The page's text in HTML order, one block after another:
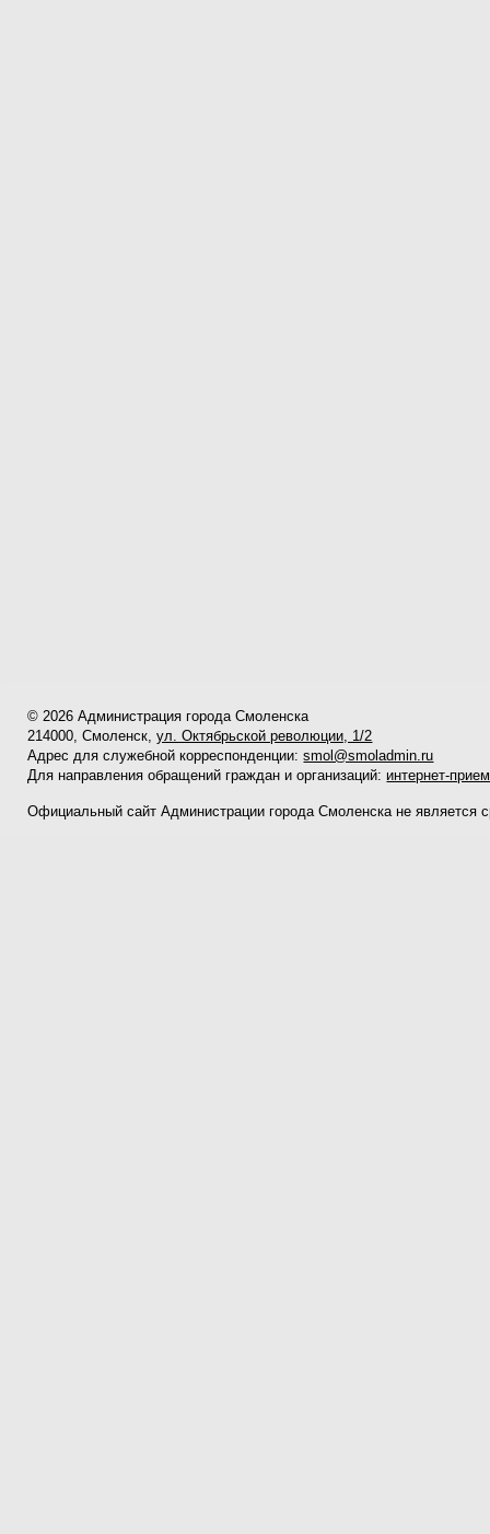
© 2026 Администрация города Смоленска
214000, Смоленск,ул. Октябрьской революции, 1/2
Адрес для служебной корреспонденции:smol@smoladmin.ru
Для направления обращений граждан и организаций: интернет-
Официальный сайт Администрации города Смоленска не является